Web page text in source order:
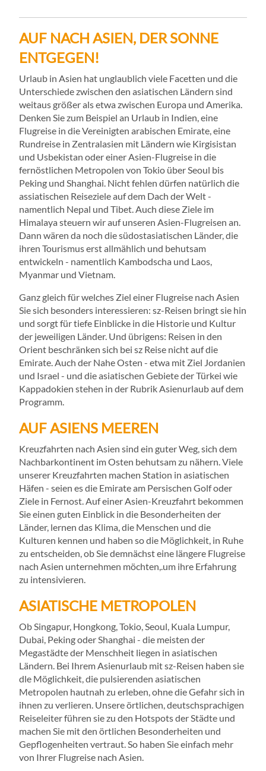
AUF NACH ASIEN, DER SONNE
ENTGEGEN!
Urlaub in Asien hat unglaublich viele Facetten und die
Unterschiede zwischen den asiatischen Ländern sind
weitaus größer als etwa zwischen Europa und Amerika.
Denken Sie zum Beispiel an Urlaub in Indien, eine
Flugreise in die Vereinigten arabischen Emirate, eine
Rundreise in Zentralasien mit Ländern wie Kirgisistan
und Usbekistan oder einer Asien-Flugreise in die
fernöstlichen Metropolen von Tokio über Seoul bis
Peking und Shanghai. Nicht fehlen dürfen natürlich die
assiatischen Reiseziele auf dem Dach der Welt -
namentlich Nepal und Tibet. Auch diese Ziele im
Himalaya steuern wir auf unseren Asien-Flugreisen an.
Dann wären da noch die südostasiatischen Länder, die
ihren Tourismus erst allmählich und behutsam
entwickeln - namentlich Kambodscha und Laos,
Myanmar und Vietnam.
Ganz gleich für welches Ziel einer Flugreise nach Asien
Sie sich besonders interessieren: sz-Reisen bringt sie hin
und sorgt für tiefe Einblicke in die Historie und Kultur
der jeweiligen Länder. Und übrigens: Reisen in den
Orient beschränken sich bei sz Reise nicht auf die
Emirate. Auch der Nahe Osten - etwa mit Ziel Jordanien
und Israel - und die asiatischen Gebiete der Türkei wie
Kappadokien stehen in der Rubrik Asienurlaub auf dem
Programm.
AUF ASIENS MEEREN
Kreuzfahrten nach Asien sind ein guter Weg, sich dem
Nachbarkontinent im Osten behutsam zu nähern. Viele
unserer Kreuzfahrten machen Station in asiatischen
Häfen - seien es die Emirate am Persischen Golf oder
Ziele in Fernost. Auf einer Asien-Kreuzfahrt bekommen
Sie einen guten Einblick in die Besonderheiten der
Länder, lernen das Klima, die Menschen und die
Kulturen kennen und haben so die Möglichkeit, in Ruhe
zu entscheiden, ob Sie demnächst eine längere Flugreise
nach Asien unternehmen möchten,.um ihre Erfahrung
zu intensivieren.
ASIATISCHE METROPOLEN
Ob Singapur, Hongkong, Tokio, Seoul, Kuala Lumpur,
Dubai, Peking oder Shanghai - die meisten der
Megastädte der Menschheit liegen in asiatischen
Ländern. Bei Ihrem Asienurlaub mit sz-Reisen haben sie
dle Möglichkeit, die pulsierenden asiatischen
Metropolen hautnah zu erleben, ohne die Gefahr sich in
ihnen zu verlieren. Unsere örtlichen, deutschsprachigen
Reiseleiter führen sie zu den Hotspots der Städte und
machen Sie mit den örtlichen Besonderheiten und
Gepflogenheiten vertraut. So haben Sie einfach mehr
von Ihrer Flugreise nach Asien.